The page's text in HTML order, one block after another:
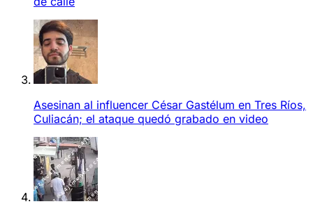
Asesinan al influencer César Gastélum en Tres Ríos,
Culiacán; el ataque quedó grabado en video